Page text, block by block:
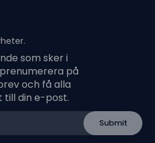
som sker i
på
och få alla
din e-post.